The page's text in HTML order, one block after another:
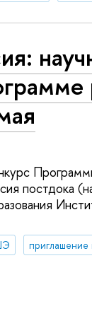
постдока
приглашение